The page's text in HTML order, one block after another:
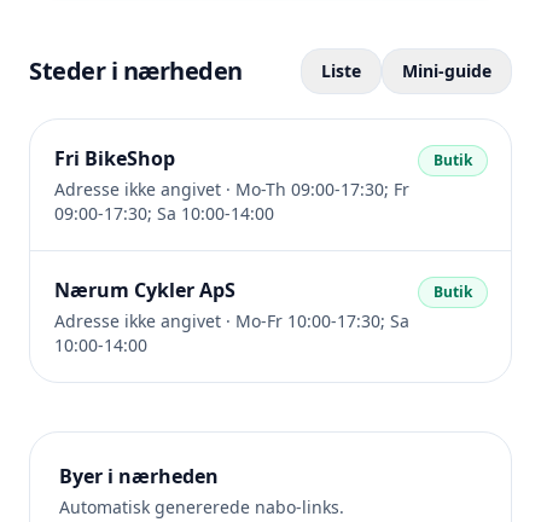
Steder i nærheden Liste Mini-guide
Fri BikeShop
Adresse ikke angivet · Mo-Th 09:00-17:30; Fr
09:00-17:30; Sa 10:00-14:00
Butik
Nærum Cykler ApS
Adresse ikke angivet · Mo-Fr 10:00-17:30; Sa
10:00-14:00
Butik
Byer i nærheden
Automatisk genererede nabo-links.